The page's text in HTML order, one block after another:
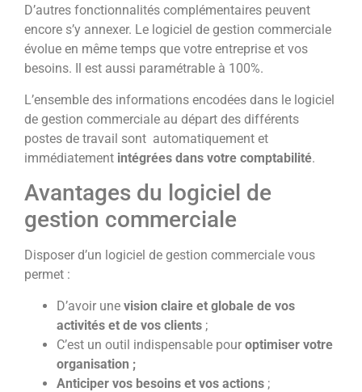
D’autres fonctionnalités complémentaires peuvent
encore s’y annexer. Le logiciel de gestion commerciale
évolue en même temps que votre entreprise et vos
besoins. Il est aussi paramétrable à 100%.
L’ensemble des informations encodées dans le logiciel
de gestion commerciale au départ des différents
postes de travail sont automatiquement et
immédiatement intégrées dans votre comptabilité.
Avantages du logiciel de
gestion commerciale
Disposer d’un logiciel de gestion commerciale vous
permet :
D’avoir une vision claire et globale de vos
activités et de vos clients ;
C’est un outil indispensable pour optimiser votre
organisation ;
Anticiper vos besoins et vos actions ;